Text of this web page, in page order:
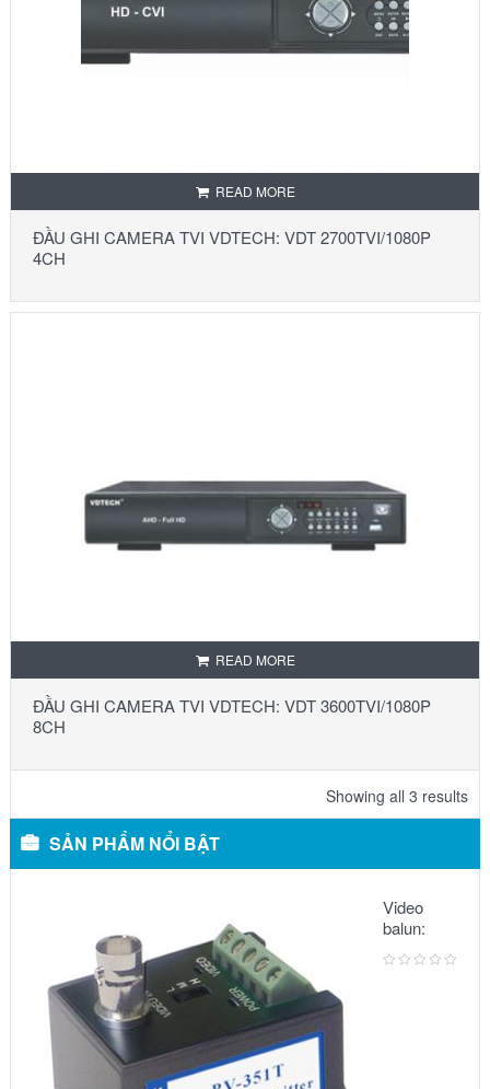
READ MORE
ĐẦU GHI CAMERA TVI VDTECH: VDT 2700TVI/1080P
4CH
READ MORE
ĐẦU GHI CAMERA TVI VDTECH: VDT 3600TVI/1080P
8CH
Showing all 3 results
SẢN PHẨM NỔI BẬT
Video
balun:
METSUKI
MS-351T